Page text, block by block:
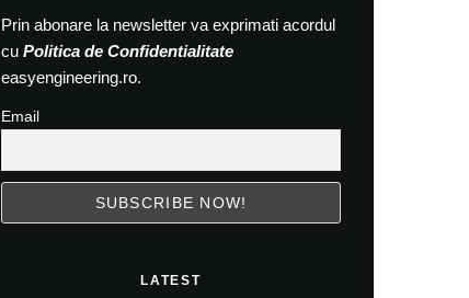
Prin abonare la newsletter va exprimati acordul
cu Politica de Confidentialitate
easyengineering.ro.
Email
LATEST